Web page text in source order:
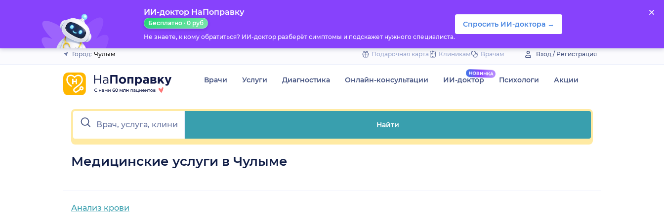
ИИ-доктор НаПоправку
Бесплатно · 0 руб
Не знаете, к кому обратиться? ИИ-доктор разберёт симптомы и подскажет нужного специалиста.
Спросить ИИ-доктора →
Город: Чулым Подарочная карта Клиникам Врачам Вход / Регистрация
Врачи Услуги Диагностика Онлайн-консультации ИИ-доктор Психологи Акции
Найти
Медицинские услуги в Чулыме
Анализ крови